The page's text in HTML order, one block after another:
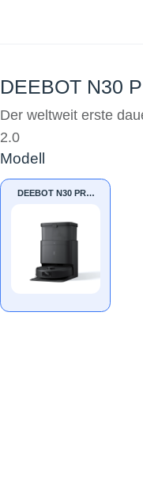
DEEBOT N30
Der weltweit erste
2.0
Modell
DEEBOT N30 PRO